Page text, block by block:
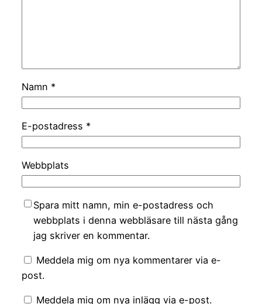
Namn *
E-postadress *
Webbplats
Spara mitt namn, min e-postadress och
webbplats i denna webbläsare till nästa gång
jag skriver en kommentar.
Meddela mig om nya kommentarer via e-
post.
Meddela mig om nya inlägg via e-post.